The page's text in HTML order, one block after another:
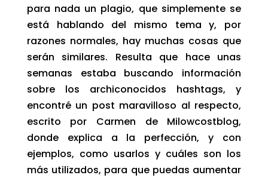
para nada un plagio, que simplemente se
está hablando del mismo tema y, por
razones normales, hay muchas cosas que
serán similares. Resulta que hace unas
semanas estaba buscando información
sobre los archiconocidos hashtags, y
encontré un post maravilloso al respecto,
escrito por Carmen de Milowcostblog,
donde explica a la perfección, y con
ejemplos, como usarlos y cuáles son los
más utilizados, para que puedas aumentar